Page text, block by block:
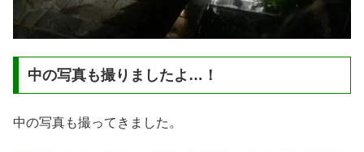
中の写真も撮りましたよ…！
中の写真も撮ってきました。